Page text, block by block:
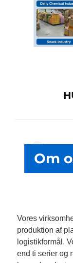
Om
Om
Vores
produktion af
logistikformål.
end ti serier og